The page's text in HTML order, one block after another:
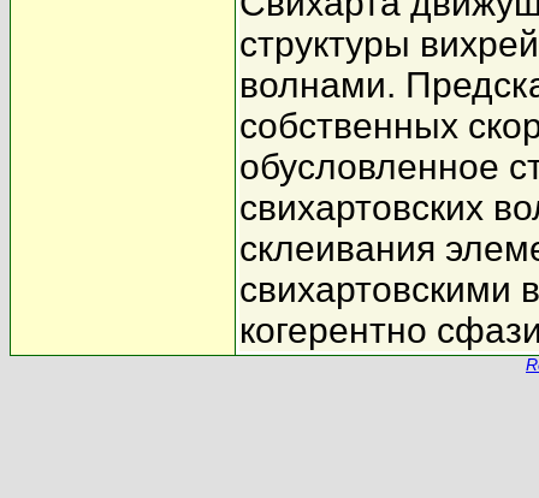
структуры
волнами.
собственных
обусловленное
свихартовских
склеивания
свихартовскими
когерентно